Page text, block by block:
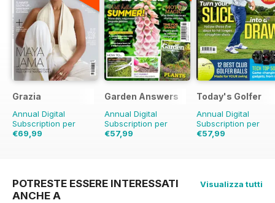
Grazia
Annual Digital
Subscription per
€69,99
Garden Answers
Annual Digital
Subscription per
€57,99
Today's Golfer
Annual Digital
Subscription per
€57,99
POTRESTE ESSERE INTERESSATI
ANCHE A
Visualizza tutti